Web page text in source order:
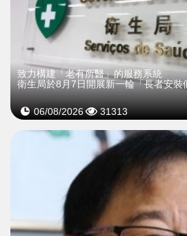
致力構建「老有所醫」的服務系統
衛生局於8月7日開展新一輪「長者安裝
06/08/2026 31313